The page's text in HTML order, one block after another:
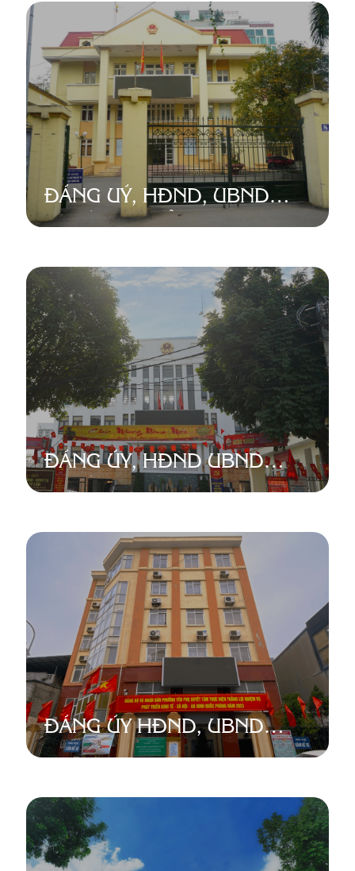
ĐẢNG UỶ, HĐND, UBND
PHƯỜNG QUẢNG AN
ĐẢNG ỦY, HĐND UBND
PHƯỜNG TỨ LIÊN
ĐẢNG ỦY HĐND, UBND
PHƯỜNG YÊN PHỤ